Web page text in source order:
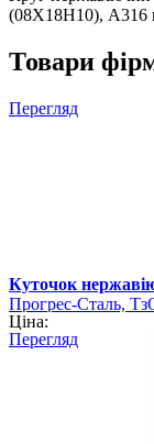
(08Х18Н10), А316
Товари
Перегляд
Куточок
Прогрес-Сталь,
Ціна:
Перегляд